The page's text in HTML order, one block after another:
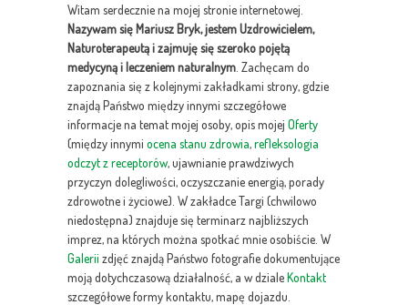
Witam serdecznie na mojej stronie internetowej.
Nazywam się Mariusz Bryk, jestem Uzdrowicielem,
Naturoterapeutą i zajmuję się szeroko pojętą
medycyną i leczeniem naturalnym . Zachęcam do
zapoznania się z kolejnymi zakładkami strony, gdzie
znajdą Państwo między innymi szczegółowe
informacje na temat mojej osoby, opis mojej Oferty
(między innymi ocena stanu zdrowia,refleksologia
odczyt z receptorów, ujawnianie prawdziwych
przyczyn dolegliwości, oczyszczanie energią, porady
zdrowotne i życiowe). W zakładce Targi (chwilowo
niedostępna) znajduje się terminarz najbliższych
imprez, na których można spotkać mnie osobiście. W
Galerii zdjęć znajdą Państwo fotografie dokumentujące
moją dotychczasową działalność, a w dzialeKontakt
szczegółowe formy kontaktu, mapę dojazdu.